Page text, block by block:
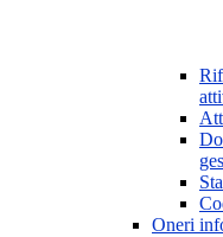
Oneri